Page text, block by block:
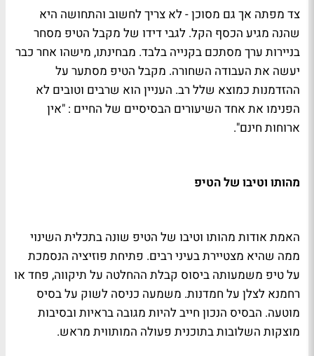
צד מפתה אך גם מסוכן - לא צריך לחשוב והתחושה היא
שהנה מגיע הכסף הקל. לגבי דידו של מקבל הטיפ מסחר
בניירות ערך מסתכם בקנייה בלבד. מבחינתו, מישהו אחר כבר
יעשה את העבודה השחורה. מקבל הטיפ מסתער על
ההזדמנות כמוצא שלל רב. העניין הוא שרבים וטובים לא
הפנימו את אחד השיעורים הבסיסיים של החיים : "אין
ארוחות חינם".
מהותו וטיבו של הטיפ
האמת אודות מהותו וטיבו של הטיפ שונה בתכלית השינוי
ממה שהיא מצטיירת בעיני רבים. פתיחת פוזיציה הנסמכת
על טיפ משמעותה ביסוס קבלת ההחלטה על תיקווה, פחד או
רחמנא לצלן על חמדנות. משמעה כניסה לשוק על בסיס
מוטעה. הבסיס הנכון חייב להיות מגובה בראיות ובסיבות
מוצקות השלובות בתוכנית פעולה המותווית מראש.